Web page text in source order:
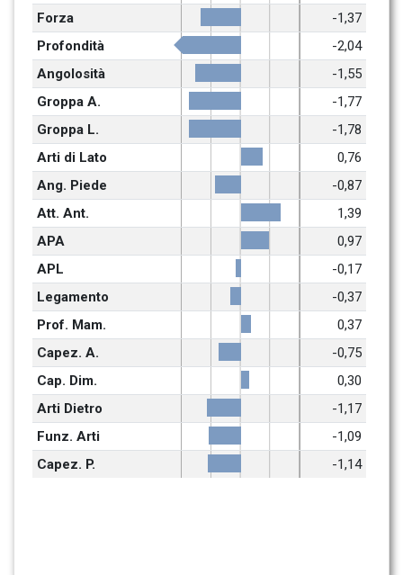
Forza
-1,37
Profondità
-2,04
Angolosità
-1,55
Groppa A.
-1,77
Groppa L.
-1,78
Arti di Lato
0,76
Ang. Piede
-0,87
Att. Ant.
1,39
APA
0,97
APL
-0,17
Legamento
-0,37
Prof. Mam.
0,37
Capez. A.
-0,75
Cap. Dim.
0,30
Arti Dietro
-1,17
Funz. Arti
-1,09
Capez. P.
-1,14